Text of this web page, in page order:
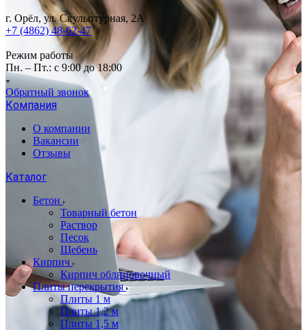
г. Орёл, ул. Скульптурная, 2А
+7 (4862) 48-62-47
Режим работы
Пн. – Пт.: с 9:00 до 18:00
Обратный звонок
Компания
О компании
Вакансии
Отзывы
Каталог
Бетон
Товарный бетон
Раствор
Песок
Щебень
Кирпич
Кирпич облицовочный
Плиты перекрытия
Плиты 1 м
Плиты 1,2 м
Плиты 1,5 м